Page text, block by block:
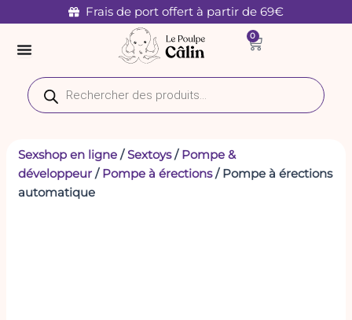
au
contenu
Frais de port offert à partir de 69€
0
Panier
Recherche
de
produits
Sexshop en ligne /Sextoys/ Pompe &
développeur / Pompe à érections/ Pompe à érections
automatique
de
à
automatique